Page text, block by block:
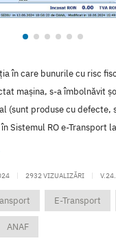
în care bunurile cu risc
mașina, s-a îmbolnăvit
(sunt produse cu defecte,
Sistemul RO e-Transport
| 2932 VIZUALIZĂRI |
E-Transport
ANAF